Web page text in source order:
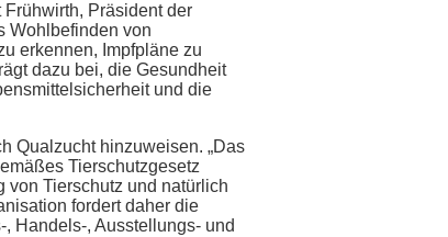
Präsident der
Wohlbefinden von
erkennen, Impfpläne zu
dazu bei, die Gesundheit
und die
Qualzucht hinzuweisen. „Das
Tierschutzgesetz
von Tierschutz und natürlich
fordert daher die
Handels-, Ausstellungs- und